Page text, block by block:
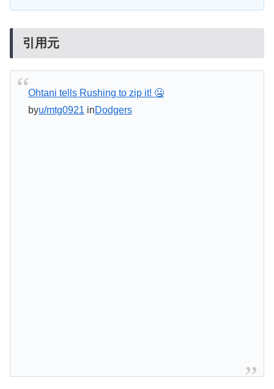
引用元
Ohtani tells Rushing to zip it! 🤐
byu/mtg0921 inDodgers